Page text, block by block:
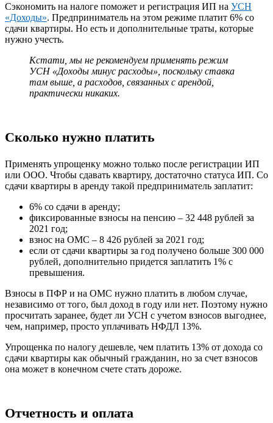
Сэкономить на налоге поможет и регистрация ИП на УСН
«Доходы». Предприниматель на этом режиме платит 6% со
сдачи квартиры. Но есть и дополнительные траты, которые
нужно учесть.
Кстати, мы не рекомендуем применять режим
УСН «Доходы минус расходы», поскольку ставка
там выше, а расходов, связанных с арендой,
практически никаких.
Сколько нужно платить
Применять упрощенку можно только после регистрации ИП
или ООО. Чтобы сдавать квартиру, достаточно статуса ИП. Со
сдачи квартиры в аренду такой предприниматель заплатит:
6% со сдачи в аренду;
фиксированные взносы на пенсию – 32 448 рублей за
2021 год;
взнос на ОМС – 8 426 рублей за 2021 год;
если от сдачи квартиры за год получено больше 300 000
рублей, дополнительно придется заплатить 1% с
превышения.
Взносы в ПФР и на ОМС нужно платить в любом случае,
независимо от того, был доход в году или нет. Поэтому нужно
просчитать заранее, будет ли УСН с учетом взносов выгоднее,
чем, например, просто уплачивать НФДЛ 13%.
Упрощенка по налогу дешевле, чем платить 13% от дохода со
сдачи квартиры как обычный гражданин, но за счет взносов
она может в конечном счете стать дороже.
Отчетность и оплата